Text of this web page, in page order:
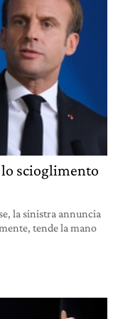
scioglimento
la sinistra annuncia
tende la mano